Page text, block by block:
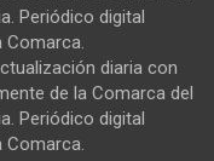
Periódico digital
Comarca.
diaria con
de la Comarca del
Periódico digital
Comarca.